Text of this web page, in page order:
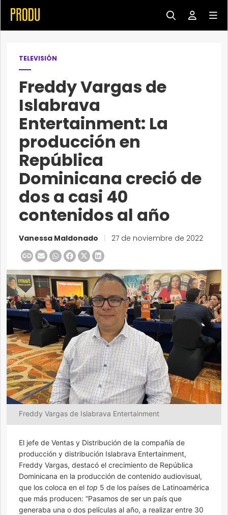
TELEVISIÓN
Freddy Vargas de
Islabrava
Entertainment: La
producción en
República
Dominicana creció de
dos a casi 40
contenidos al año
Vanessa Maldonado 27 de noviembre de 2022
Freddy Vargas de Islabrava Entertainment
El jefe de Ventas y Distribución de la compañía de
producción y distribución Islabrava Entertainment,
Freddy Vargas, destacó el crecimiento de República
Dominicana en la producción de contenido audiovisual,
que los coloca en el top 5 de los países de Latinoamérica
que más producen: “Pasamos de ser un país que
generaba una o dos películas al año, a realizar entre 30